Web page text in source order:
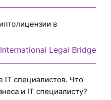
в
International Legal Bridge
специалистов. Что
и IT специалисту?